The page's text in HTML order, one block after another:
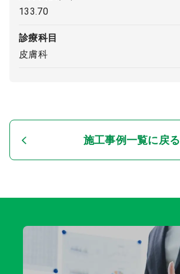
医院の譲渡・売却をお考えの方
133.70
診療科目
皮膚科
施工事例一覧に戻る